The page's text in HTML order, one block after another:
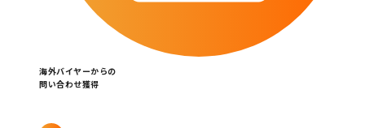
海外バイヤーからの
問い合わせ獲得